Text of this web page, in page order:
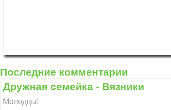
Последние комментарии
Дружная семейка - Вязники
Молодцы!